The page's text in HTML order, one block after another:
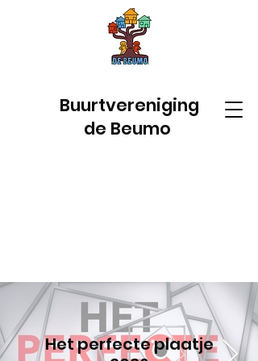
Buurtvereniging
de Beumo
Het perfecte plaatje